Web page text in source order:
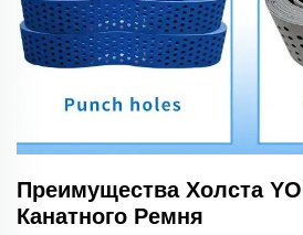
Преимущества Холста
Канатного Ремня